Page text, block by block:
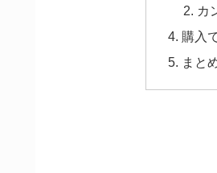
カ
購入
まと